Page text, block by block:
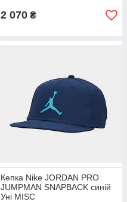
2 070 ₴
Кепка Nike JORDAN PRO
JUMPMAN SNAPBACK синій
Уні MISC